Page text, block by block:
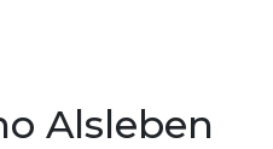
Alsleben